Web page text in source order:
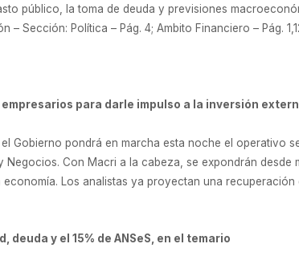
público, la toma de deuda y previsiones
– Sección: Política – Pág. 4; Ambito Financiero – Pág.
para darle impulso a la inversión
Gobierno pondrá en marcha esta noche el operativo
Con Macri a la cabeza, se expondrán desde
Los analistas ya proyectan una recuperación
y el 15% de ANSeS, en el temario